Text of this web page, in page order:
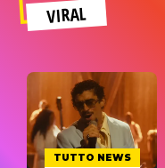
VIRAL
TUTTO NEWS